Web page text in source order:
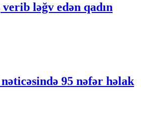
ləğv edən qadın
95 nəfər həlak